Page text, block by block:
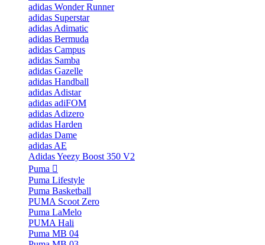
adidas Wonder Runner
adidas Superstar
adidas Adimatic
adidas Bermuda
adidas Campus
adidas Samba
adidas Gazelle
adidas Handball
adidas Adistar
adidas adiFOM
adidas Adizero
adidas Harden
adidas Dame
adidas AE
Adidas Yeezy Boost 350 V2
Puma
Puma Lifestyle
Puma Basketball
PUMA Scoot Zero
Puma LaMelo
PUMA Hali
Puma MB 04